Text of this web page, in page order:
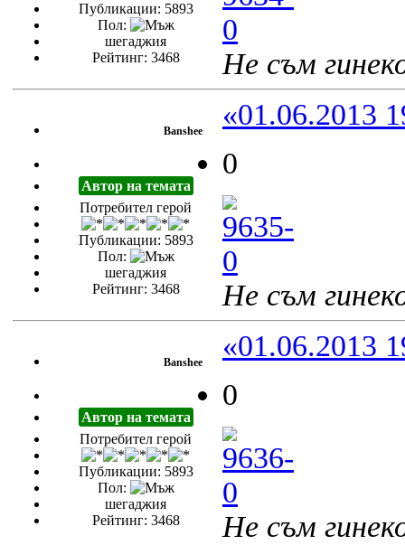
Публикации: 5893
Пол:
шегаджия
Рейтинг: 3468
Не съм
Banshee
Автор на темата
Потребител герой
Публикации: 5893
Пол:
шегаджия
Рейтинг: 3468
«01.06.2013
0
Не съм
Banshee
Автор на темата
Потребител герой
Публикации: 5893
Пол:
шегаджия
Рейтинг: 3468
«01.06.2013
0
Не съм